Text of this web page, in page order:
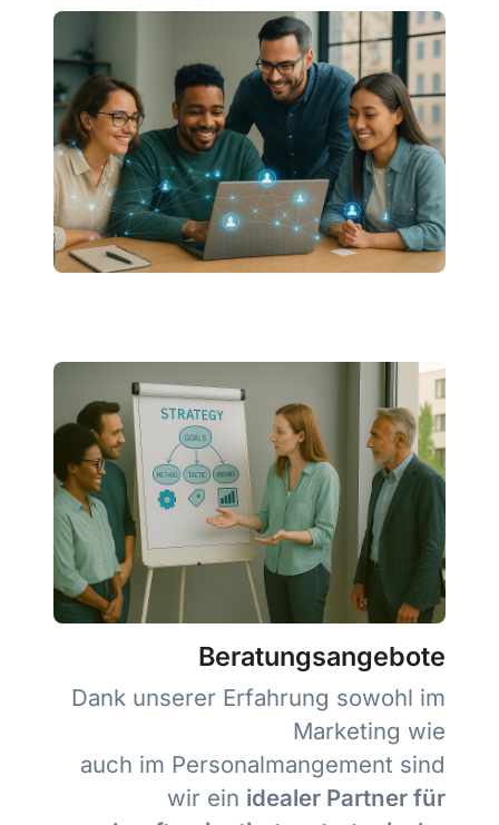
Beratungsangebote
Dank unserer Erfahrung sowohl im
Marketing wie
auch im Personalmangement sind
wir ein idealer Partner für